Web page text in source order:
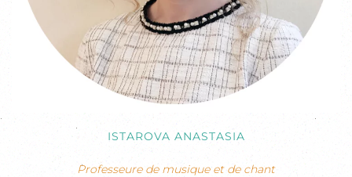
ISTAROVA ANASTASIA
Professeure de musique et de chant